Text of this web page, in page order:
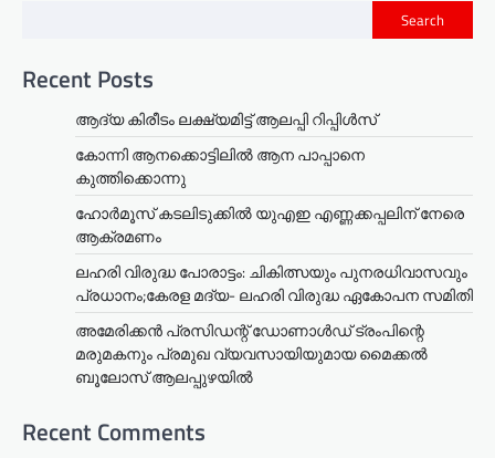
Search
Recent Posts
ആദ്യ കിരീടം ലക്ഷ്യമിട്ട് ആലപ്പി റിപ്പിൾസ്
കോന്നി ആനക്കൊട്ടിലിൽ ആന പാപ്പാനെ
കുത്തിക്കൊന്നു
ഹോർമൂസ് കടലിടുക്കിൽ യുഎഇ എണ്ണക്കപ്പലിന് നേരെ
ആക്രമണം
ലഹരി വിരുദ്ധ പോരാട്ടം: ചികിത്സയും പുനരധിവാസവും
പ്രധാനം;കേരള മദ്യ- ലഹരി വിരുദ്ധ ഏകോപന സമിതി
അമേരിക്കൻ പ്രസിഡന്റ് ഡോണാൾഡ് ട്രംപിന്റെ
മരുമകനും പ്രമുഖ വ്യവസായിയുമായ മൈക്കൽ
ബൂലോസ് ആലപ്പുഴയിൽ
Recent Comments